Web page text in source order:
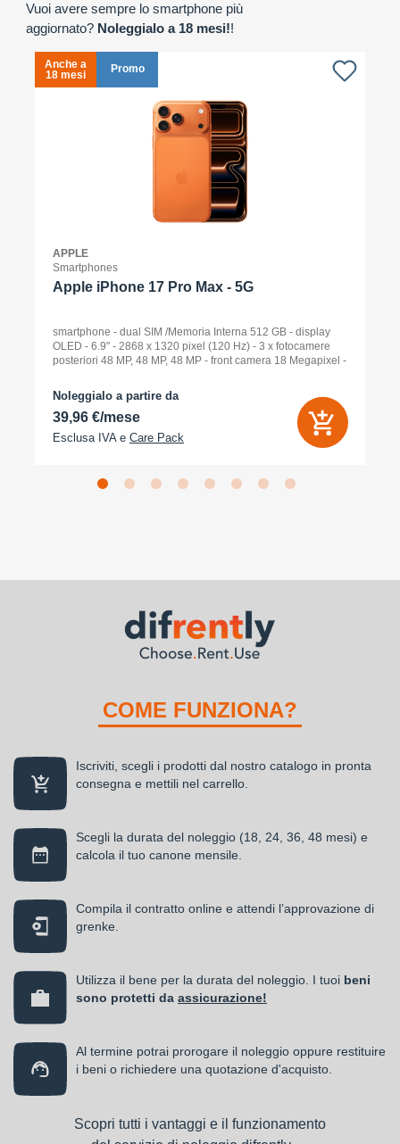
Vuoi avere sempre lo smartphone più
aggiornato? Noleggialo a 18 mesi!!
Anche a
18 mesi
Promo
APPLE
Smartphones
Apple iPhone 17 Pro Max - 5G
smartphone - dual SIM /Memoria Interna 512 GB - display
OLED - 6.9" - 2868 x 1320 pixel (120 Hz) - 3 x fotocamere
posteriori 48 MP, 48 MP, 48 MP - front camera 18 Megapixel -
Noleggialo a partire da
39,96 €/mese
Esclusa IVA e Care Pack
COME FUNZIONA?
Iscriviti, scegli i prodotti dal nostro catalogo in pronta
consegna e mettili nel carrello.
Scegli la durata del noleggio (18, 24, 36, 48 mesi) e
calcola il tuo canone mensile.
Compila il contratto online e attendi l’approvazione di
grenke.
Utilizza il bene per la durata del noleggio. I tuoi beni
sono protetti da assicurazione!
Al termine potrai prorogare il noleggio oppure restituire
i beni o richiedere una quotazione d'acquisto.
Scopri tutti i vantaggi e il funzionamento